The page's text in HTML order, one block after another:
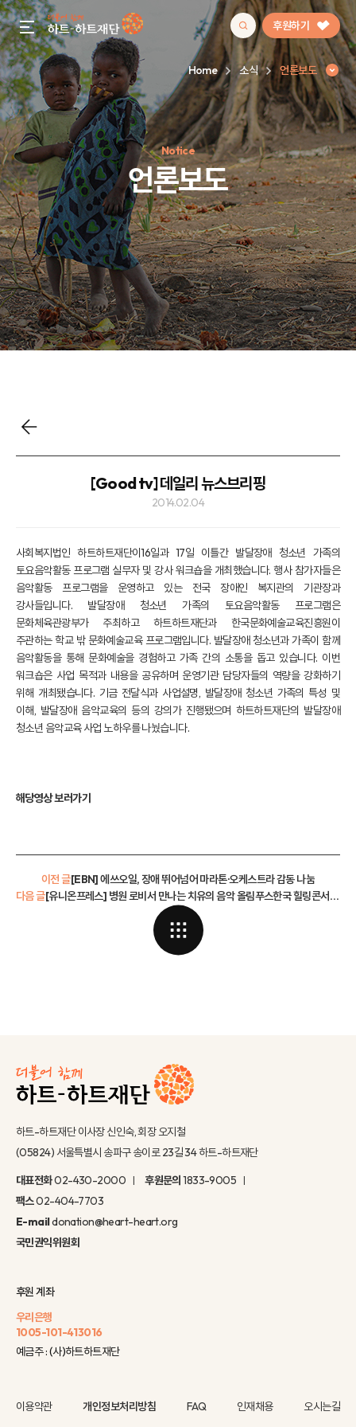
gnb menu open 후원하기
인기 키워드
#정기후원#하트플레이스#캠페인#팬덤후원
Home 소식 언론보도
Notice
언론보도
언론보도
[Good tv] 데일리 뉴스브리핑
2014.02.04
사회복지법인 하트하트재단이16일과 17일 이틀간 발달장애 청소년 가족의
토요음악활동 프로그램 실무자 및 강사 워크숍을 개최했습니다. 행사 참가자들은
음악활동 프로그램을 운영하고 있는 전국 장애인 복지관의 기관장과
강사들입니다. 발달장애 청소년 가족의 토요음악활동 프로그램은
문화체육관광부가 주최하고 하트하트재단과 한국문화예술교육진흥원이
주관하는 학교 밖 문화예술교육 프로그램입니다. 발달장애 청소년과 가족이 함께
음악활동을 통해 문화예술을 경험하고 가족 간의 소통을 돕고 있습니다. 이번
워크숍은 사업 목적과 내용을 공유하며 운영기관 담당자들의 역량을 강화하기
위해 개최됐습니다. 기금 전달식과 사업설명, 발달장애 청소년 가족의 특성 및
이해, 발달장애 음악교육의 등의 강의가 진행됐으며 하트하트재단의 발달장애
청소년 음악교육 사업 노하우를 나눴습니다.
해당영상 보러가기
이전 글[EBN] 에쓰오일, 장애 뛰어넘어 마라톤·오케스트라 감동 나눔
[유니온프레스] 병원 로비서 만나는 치유의 음악 올림푸스한국 힐링콘서트 개최
다음 글
하트-하트재단 이사장 신인숙, 회장 오지철
(05824) 서울특별시 송파구 송이로 23길 34 하트-하트재단
대표전화02-430-2000 후원문의1833-9005
팩스02-404-7703
E-maildonation@heart-heart.org
국민권익위원회
후원 계좌
우리은행
1005-101-413016
예금주 : (사)하트하트재단
이용약관 개인정보처리방침 FAQ 인재채용 오시는길